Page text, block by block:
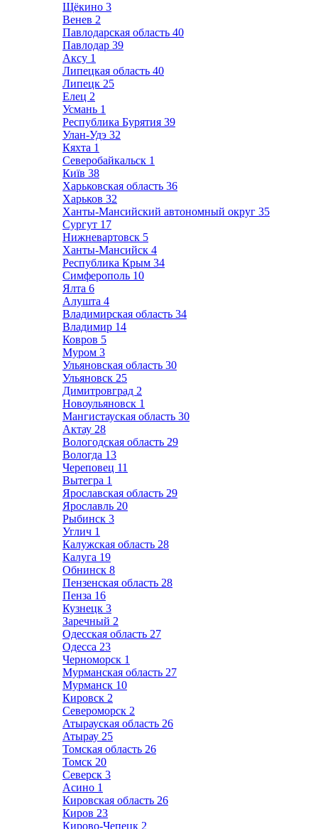
Щёкино 3
Венев 2
Павлодарская область 40
Павлодар 39
Аксу 1
Липецкая область 40
Липецк 25
Елец 2
Усмань 1
Республика Бурятия 39
Улан-Удэ 32
Кяхта 1
Северобайкальск 1
Київ 38
Харьковская область 36
Харьков 32
Ханты-Мансийский автономный округ 35
Сургут 17
Нижневартовск 5
Ханты-Мансийск 4
Республика Крым 34
Симферополь 10
Ялта 6
Алушта 4
Владимирская область 34
Владимир 14
Ковров 5
Муром 3
Ульяновская область 30
Ульяновск 25
Димитровград 2
Новоульяновск 1
Мангистауская область 30
Актау 28
Вологодская область 29
Вологда 13
Череповец 11
Вытегра 1
Ярославская область 29
Ярославль 20
Рыбинск 3
Углич 1
Калужская область 28
Калуга 19
Обнинск 8
Пензенская область 28
Пенза 16
Кузнецк 3
Заречный 2
Одесская область 27
Одесса 23
Черноморск 1
Мурманская область 27
Мурманск 10
Кировск 2
Североморск 2
Атырауская область 26
Атырау 25
Томская область 26
Томск 20
Северск 3
Асино 1
Кировская область 26
Киров 23
Кирово-Чепецк 2